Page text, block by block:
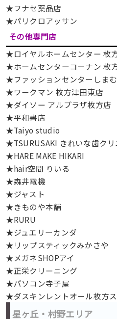
★フナセ薬品店
★パリクロアッサン
その他専門店
★ロイヤルホームセンター 枚
★ホームセンターコーナン 枚
★ファッションセンターしま
★ワークマン 枚方津田東店
★ダイソー アルプラザ枚方店
★平和書店
★Taiyo studio
★TSURUSAKI きれいな歯ク
★HARE MAKE HIKARI
★hair空間 りいる
★森井電機
★ジャスト
★きものや本舗
★RURU
★ジュエリーカンダ
★リップスティックみかさや
★メガネSHOPアイ
★正栄クリーニング
★パソコン寺子屋
★ダスキンレントオール枚方
星ヶ丘・村野エリア